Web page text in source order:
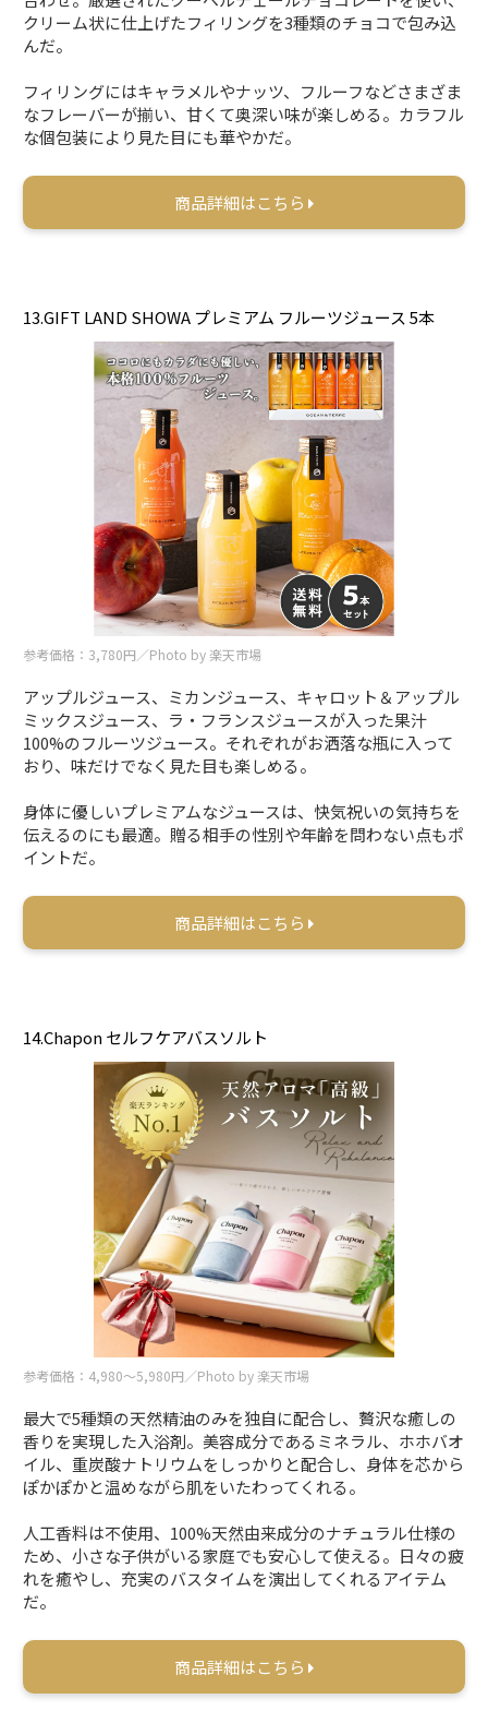
クリーム状に仕上げたフィリングを3種類のチョコで包み込
んだ。
フィリングにはキャラメルやナッツ、フルーフなどさまざま
なフレーバーが揃い、甘くて奥深い味が楽しめる。カラフル
な個包装により見た目にも華やかだ。
商品詳細はこちら
13.GIFT LAND SHOWA プレミアム フルーツジュース 5本
参考価格：3,780円／Photo by 楽天市場
アップルジュース、ミカンジュース、キャロット＆アップル
ミックスジュース、ラ・フランスジュースが入った果汁
100%のフルーツジュース。それぞれがお洒落な瓶に入って
おり、味だけでなく見た目も楽しめる。
身体に優しいプレミアムなジュースは、快気祝いの気持ちを
伝えるのにも最適。贈る相手の性別や年齢を問わない点もポ
イントだ。
商品詳細はこちら
14.Chapon セルフケアバスソルト
参考価格：4,980～5,980円／Photo by 楽天市場
最大で5種類の天然精油のみを独自に配合し、贅沢な癒しの
香りを実現した入浴剤。美容成分であるミネラル、ホホバオ
イル、重炭酸ナトリウムをしっかりと配合し、身体を芯から
ぽかぽかと温めながら肌をいたわってくれる。
人工香料は不使用、100%天然由来成分のナチュラル仕様の
ため、小さな子供がいる家庭でも安心して使える。日々の疲
れを癒やし、充実のバスタイムを演出してくれるアイテム
だ。
商品詳細はこちら